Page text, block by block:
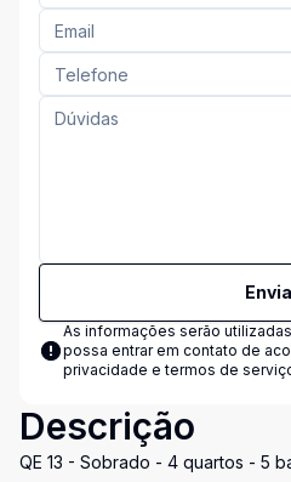
As informações serão
possa entrar em contato de
privacidade e termos de
Descrição
QE 13 - Sobrado - 4 quartos - 5